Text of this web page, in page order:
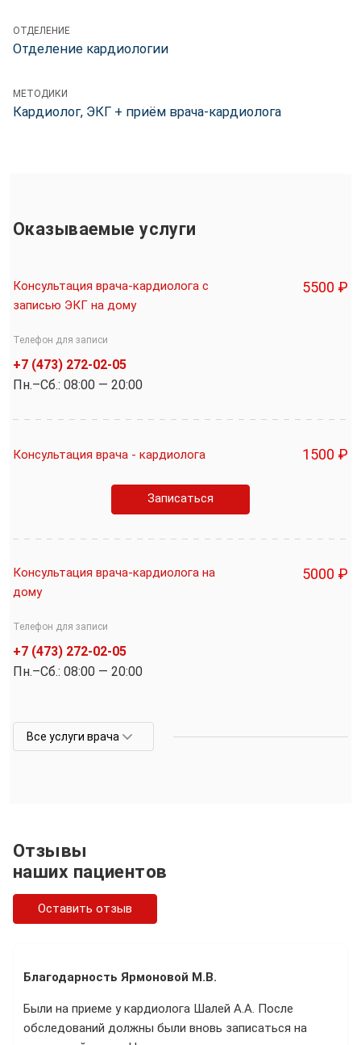
ОТДЕЛЕНИЕ
Отделение кардиологии
МЕТОДИКИ
Кардиолог, ЭКГ + приём врача-кардиолога
Оказываемые услуги
Консультация врача-кардиолога с
записью ЭКГ на дому
5500 ₽
Телефон для записи
+7 (473) 272-02-05
Пн.–Cб.: 08:00 — 20:00
Консультация врача - кардиолога 1500 ₽
Записаться
Консультация врача-кардиолога на
дому
5000 ₽
Телефон для записи
+7 (473) 272-02-05
Пн.–Cб.: 08:00 — 20:00
Все услуги врача
Отзывы
наших пациентов
Оставить отзыв
Благодарность Ярмоновой М.В.
Были на приеме у кардиолога Шалей А.А. После
обследований должны были вновь записаться на